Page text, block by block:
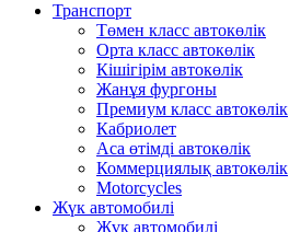
Транспорт
Төмен класс автокөлік
Орта класс автокөлік
Кішігірім автокөлік
Жанұя фургоны
Премиум класс автокөлік
Кабриолет
Аса өтімді автокөлік
Коммерциялық автокөлік
Motorcycles
Жүк автомобилі
Жүк автомобилі